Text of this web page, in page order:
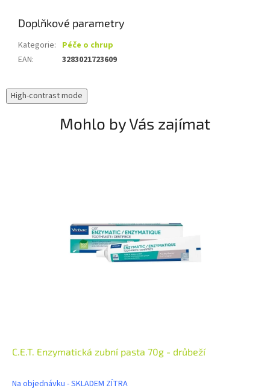
Doplňkové parametry
Kategorie: Péče o chrup
EAN: 3283021723609
High-contrast mode
Mohlo by Vás zajímat
C.E.T. Enzymatická zubní pasta 70g - drůbeží
Na objednávku - SKLADEM ZÍTRA